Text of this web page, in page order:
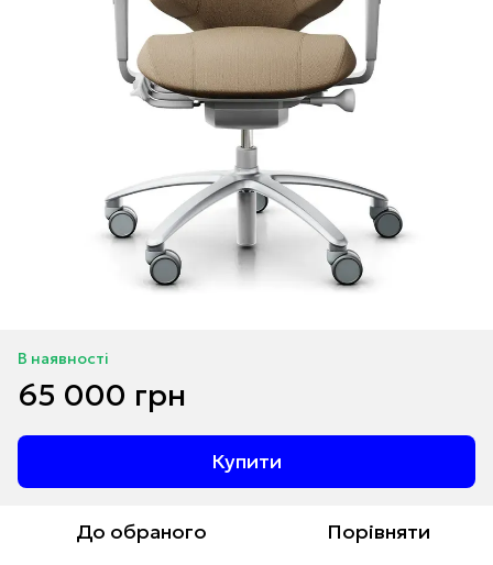
В наявності
65 000 грн
Купити
До обраного Порівняти